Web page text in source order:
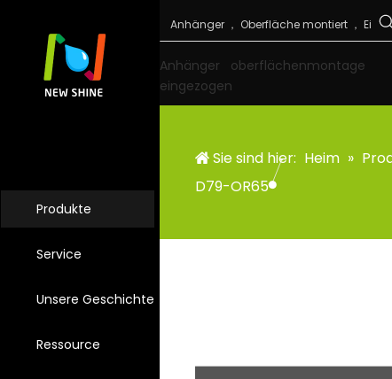
Anhänger
oberflächenmontage
eingezogen
Produkte
Service
Unsere Geschichte
Ressource
Sie sind hier: Heim »
D79-OR65